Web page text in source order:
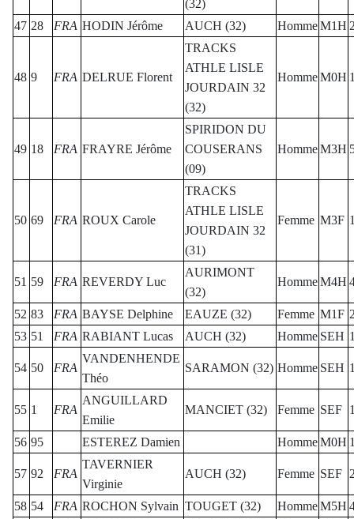
(32)
47 28 FRA HODIN Jérôme AUCH (32) HommeM1H
48 9 FRA DELRUE Florent
TRACKS
ATHLE LISLE
JOURDAIN 32
(32)
HommeM0H
49 18 FRA FRAYRE Jérôme
SPIRIDON DU
COUSERANS
(09)
HommeM3H
50 69 FRA ROUX Carole
TRACKS
ATHLE LISLE
JOURDAIN 32
(31)
Femme M3F
51 59 FRA REVERDY Luc
AURIMONT
(32)
HommeM4H
52 83 FRA BAYSE Delphine EAUZE (32) Femme M1F
53 51 FRA RABIANT Lucas AUCH (32) Homme SEH
54 50 FRA
VANDENHENDE
Théo
SARAMON (32) Homme SEH
55 1 FRA
ANGUILLARD
Emilie
MANCIET (32) Femme SEF
56 95 ESTEREZ Damien HommeM0H
57 92 FRA
TAVERNIER
Virginie
AUCH (32) Femme SEF
58 54 FRA ROCHON Sylvain TOUGET (32) HommeM5H